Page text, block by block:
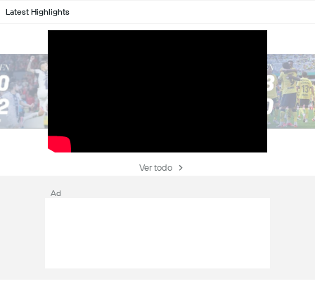
Latest Highlights
Ver todo
Ad